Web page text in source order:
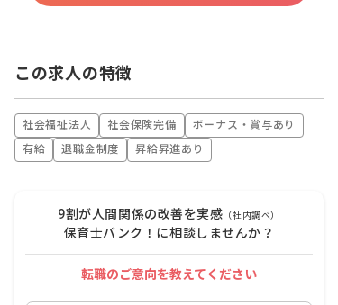
この求人の特徴
社会福祉法人 社会保険完備
ボーナス・賞与あり
有給
退職金制度 昇給昇進あり
9割が人間関係の改善を実感 （社内調べ）
保育士バンク！に相談しませんか？
転職のご意向を教えてください